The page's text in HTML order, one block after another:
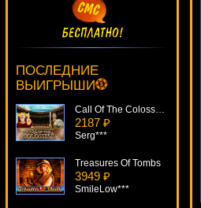
ПОСЛЕДНИЕ
ВЫИГРЫШИ
477 ₽
sgvwood***
Call Of The Colosseum
2187 ₽
Serg***
Treasures Of Tombs
3949 ₽
SmileLow***